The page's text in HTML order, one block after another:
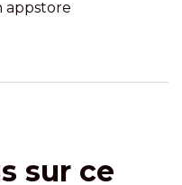
appstore
sur ce